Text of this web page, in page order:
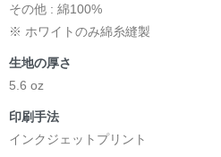
その他 : 綿100%
※ ホワイトのみ綿糸縫製
生地の厚さ
5.6 oz
印刷手法
インクジェットプリント